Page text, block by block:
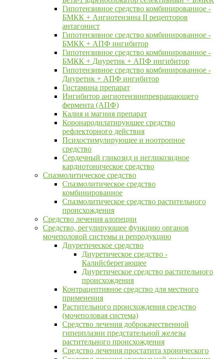
Гипотензивное средство комбинированное -
БМКК + Ангиотензина II рецепторов
антагонист
Гипотензивное средство комбинированное -
БМКК + АПФ ингибитор
Гипотензивное средство комбинированное -
БМКК + Диуретик + АПФ ингибитор
Гипотензивное средство комбинированное -
Диуретик + АПФ ингибитор
Гистамина препарат
Ингибитор ангиотензинпревращающего
фермента (АПФ)
Калия и магния препарат
Коронародилатирующее средство
рефлекторного действия
Психостимулирующее и ноотропное
средство
Сердечный гликозид и негликозидное
кардиотоническое средство
Спазмолитическое средство
Спазмолитическое средство
комбинированное
Спазмолитическое средство растительного
происхождения
Средство лечения алопеции
Средство, регулирующее функцию органов
мочеполовой системы и репродукцию
Диуретическое средство
Диуретическое средство -
Калийсберегающее
Диуретическое средство растительного
происхождения
Контрацептивное средство для местного
применения
Растительного происхождения средство
(мочеполовая система)
Средство лечения доброкачественной
гиперплазии предстательной железы
растительного происхождения
Средство лечения простатита хронического